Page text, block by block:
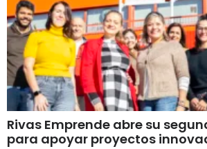
Rivas Emprende abre su
para apoyar proyectos